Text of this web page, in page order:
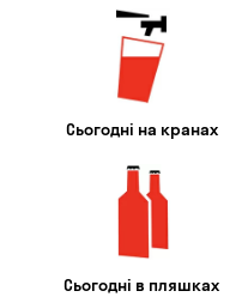
Сьогодні на кранах
Сьогодні в пляшках